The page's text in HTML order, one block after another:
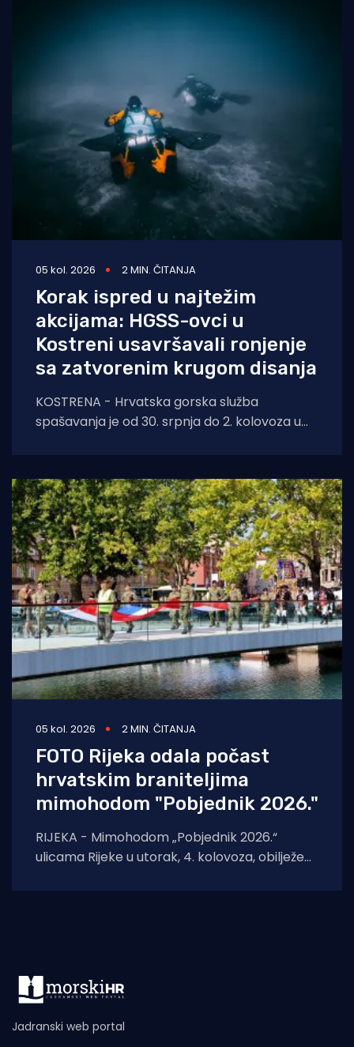
05 kol. 2026 2 MIN. ČITANJA
Korak ispred u najtežim
akcijama: HGSS-ovci u
Kostreni usavršavali ronjenje
sa zatvorenim krugom disanja
KOSTRENA - Hrvatska gorska služba
spašavanja je od 30. srpnja do 2. kolovoza u
05 kol. 2026 2 MIN. ČITANJA
FOTO Rijeka odala počast
hrvatskim braniteljima
mimohodom "Pobjednik 2026."
RIJEKA - Mimohodom „Pobjednik 2026.“
ulicama Rijeke u utorak, 4. kolovoza, obilježeni
Jadranski web portal